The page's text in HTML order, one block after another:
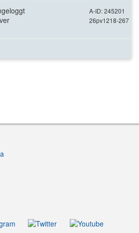
A-ID: 245201
26pv1218-267